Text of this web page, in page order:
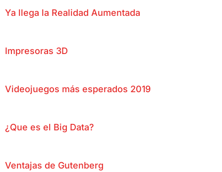
Ya llega la Realidad Aumentada
Impresoras 3D
Videojuegos más esperados 2019
¿Que es el Big Data?
Ventajas de Gutenberg